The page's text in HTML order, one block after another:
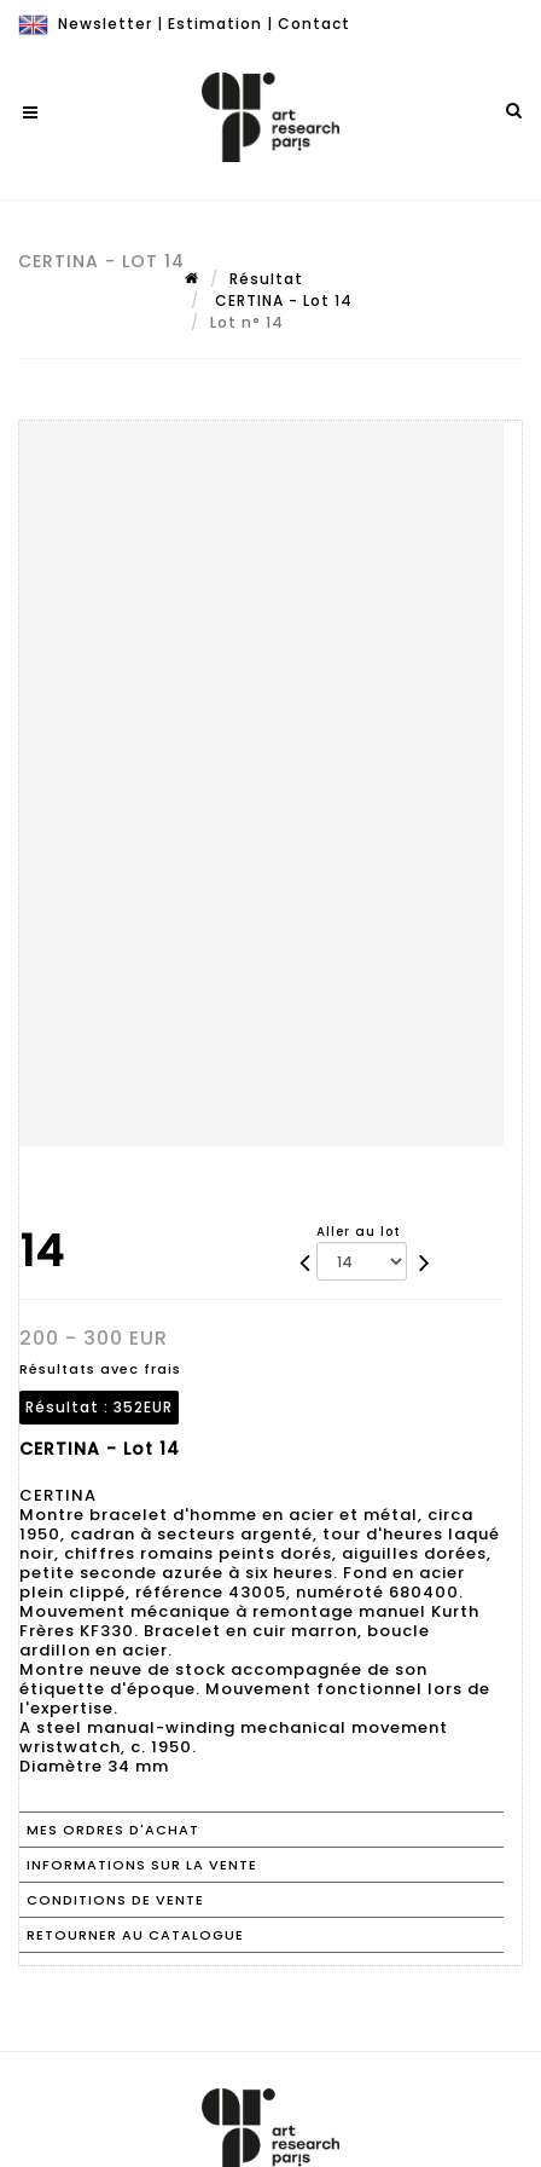
Newsletter | Estimation | Contact
CERTINA - LOT 14
Résultat
CERTINA - Lot 14
Lot n° 14
14 Aller au lot
200 - 300 EUR
Résultats avec frais
Résultat : 352EUR
CERTINA - Lot 14
CERTINA
Montre bracelet d'homme en acier et métal, circa
1950, cadran à secteurs argenté, tour d'heures laqué
noir, chiffres romains peints dorés, aiguilles dorées,
petite seconde azurée à six heures. Fond en acier
plein clippé, référence 43005, numéroté 680400.
Mouvement mécanique à remontage manuel Kurth
Frères KF330. Bracelet en cuir marron, boucle
ardillon en acier.
Montre neuve de stock accompagnée de son
étiquette d'époque. Mouvement fonctionnel lors de
l'expertise.
A steel manual-winding mechanical movement
wristwatch, c. 1950.
MES ORDRES D'ACHAT
INFORMATIONS SUR LA VENTE
CONDITIONS DE VENTE
RETOURNER AU CATALOGUE